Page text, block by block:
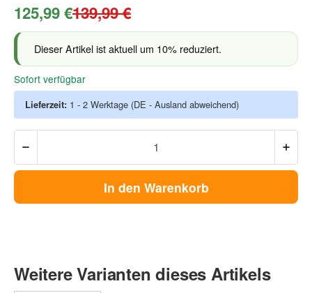
125,99 €139,99 €
Dieser Artikel ist aktuell um 10% reduziert.
Sofort verfügbar
Lieferzeit: 1 - 2 Werktage (DE - Ausland abweichend)
In den Warenkorb
Weitere Varianten dieses Artikels